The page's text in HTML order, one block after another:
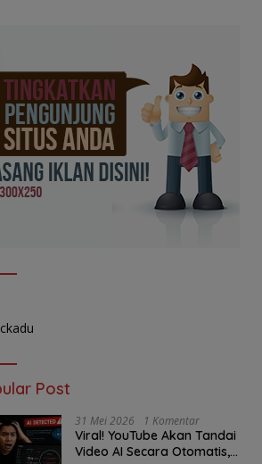
Post
31 Mei 2026 1 Komentar
Viral! YouTube Akan Tandai
Video AI Secara Otomatis,